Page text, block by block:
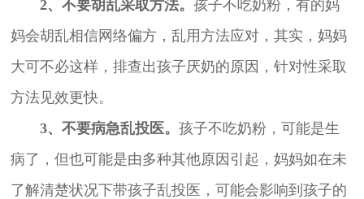
2、不要胡乱采取方法。 孩子不吃奶粉，有的妈
妈会胡乱相信网络偏方，乱用方法应对，其实，妈妈
大可不必这样，排查出孩子厌奶的原因，针对性采取
方法见效更快。
3、不要病急乱投医。 孩子不吃奶粉，可能是生
病了，但也可能是由多种其他原因引起，妈妈如在未
了解清楚状况下带孩子乱投医，可能会影响到孩子的